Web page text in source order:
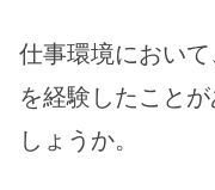
仕事環境におい
を経験したこと
しょうか。